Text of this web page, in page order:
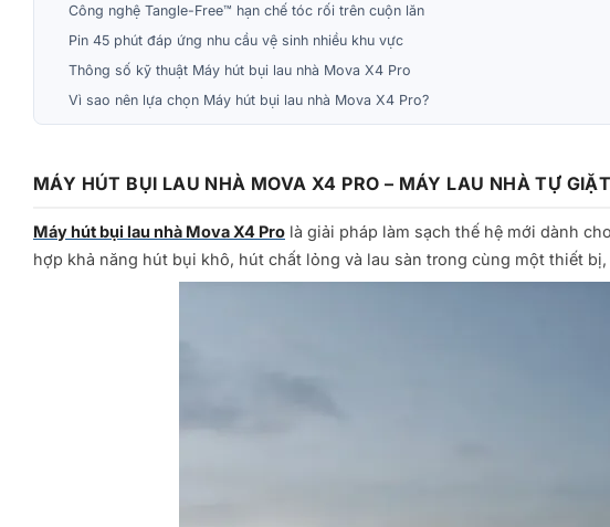
Công nghệ Tangle-Free™ hạn chế tóc rối trên cuộn lăn
Pin 45 phút đáp ứng nhu cầu vệ sinh nhiều khu vực
Thông số kỹ thuật Máy hút bụi lau nhà Mova X4 Pro
Vì sao nên lựa chọn Máy hút bụi lau nhà Mova X4 Pro?
MÁY HÚT BỤI LAU NHÀ MOVA X4 PRO – MÁY LAU NHÀ TỰ
Máy hút bụi lau nhà Mova X4 Pro là giải pháp làm sạch thế hệ mới dành
hợp khả năng hút bụi khô, hút chất lỏng và lau sàn trong cùng một thiết